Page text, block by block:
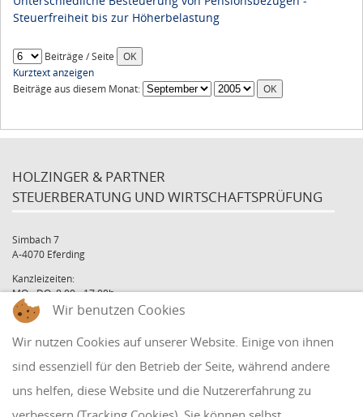
Steuerfreiheit bis zur Höherbelastung
Beiträge / Seite
Kurztext anzeigen
Beiträge aus diesem Monat:
HOLZINGER & PARTNER
STEUERBERATUNG UND WIRTSCHAFTSPRÜFUNG
Simbach 7
A-4070 Eferding
Kanzleizeiten:
MO - DO: 8:00 - 17:00h
FR: 8:00 - 12:00h
Tel: +43 7272 39 79 - 0
Fax: +43 7272 39 79 - 9
QUICKLINKS
Wir benutzen Cookies
Wir nutzen Cookies auf unserer Website. Einige von ihnen
sind essenziell für den Betrieb der Seite, während andere
uns helfen, diese Website und die Nutzererfahrung zu